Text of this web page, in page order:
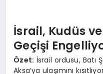
İsrail, Kudüs
Geçişi
Özet: İsrail ordusu, Batı
Aksa’ya ulaşımını